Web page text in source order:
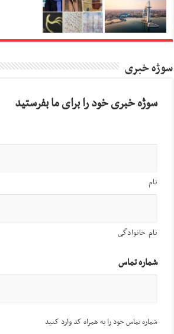
سوژه خبری
سوژه خبری خود را برای ما بفرستید
نام
نام خانوادگی
شماره تماس
شماره تماس خود را به همراه کد وارد کنید